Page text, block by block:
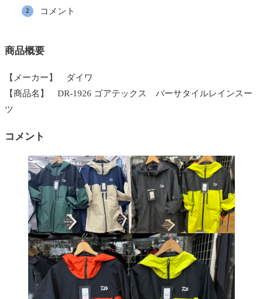
コメント
商品概要
【メーカー】 ダイワ
【商品名】 DR-1926 ゴアテックス バーサタイルレインスー
ツ
コメント